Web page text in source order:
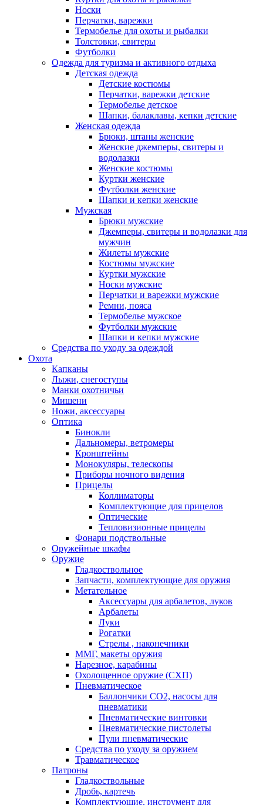
Носки
Перчатки, варежки
Термобелье для охоты и рыбалки
Толстовки, свитеры
Футболки
Одежда для туризма и активного отдыха
Детская одежда
Детские костюмы
Перчатки, варежки детские
Термобелье детское
Шапки, балаклавы, кепки детские
Женская одежда
Брюки, штаны женские
Женские джемперы, свитеры и
водолазки
Женские костюмы
Куртки женские
Футболки женские
Шапки и кепки женские
Мужская
Брюки мужские
Джемперы, свитеры и водолазки для
мужчин
Жилеты мужские
Костюмы мужские
Куртки мужские
Носки мужские
Перчатки и варежки мужские
Ремни, пояса
Термобелье мужское
Футболки мужские
Шапки и кепки мужские
Средства по уходу за одеждой
Охота
Капканы
Лыжи, снегоступы
Манки охотничьи
Мишени
Ножи, аксессуары
Оптика
Бинокли
Дальномеры, ветромеры
Кронштейны
Монокуляры, телескопы
Приборы ночного видения
Прицелы
Коллиматоры
Комплектующие для прицелов
Оптические
Тепловизионные прицелы
Фонари подствольные
Оружейные шкафы
Оружие
Гладкоствольное
Запчасти, комплектующие для оружия
Метательное
Аксессуары для арбалетов, луков
Арбалеты
Луки
Рогатки
Стрелы , наконечники
ММГ, макеты оружия
Нарезное, карабины
Охолощенное оружие (СХП)
Пневматическое
Баллончики СО2, насосы для
пневматики
Пневматические винтовки
Пневматические пистолеты
Пули пневматические
Средства по уходу за оружием
Травматическое
Патроны
Гладкоствольные
Дробь, картечь
Комплектующие, инструмент для